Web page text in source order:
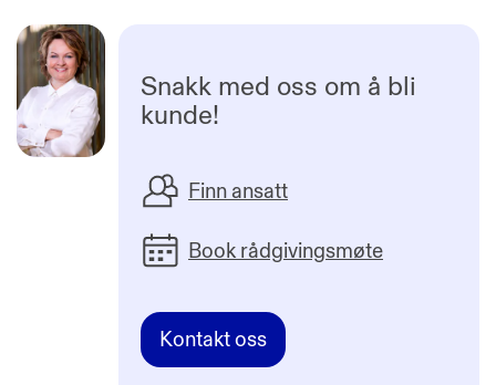
Snakk med oss om å bli
kunde!
Finn ansatt
Book rådgivingsmøte
Kontakt oss